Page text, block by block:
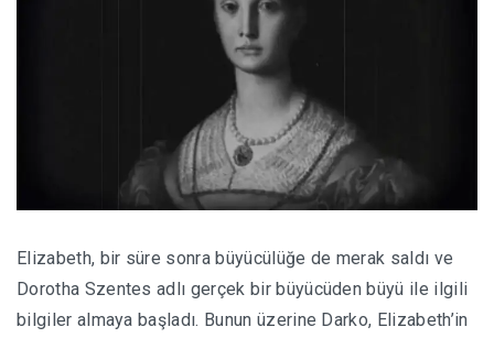
Elizabeth, bir süre sonra büyücülüğe de merak saldı ve
Dorotha Szentes adlı gerçek bir büyücüden büyü ile ilgili
bilgiler almaya başladı. Bunun üzerine Darko, Elizabeth’in